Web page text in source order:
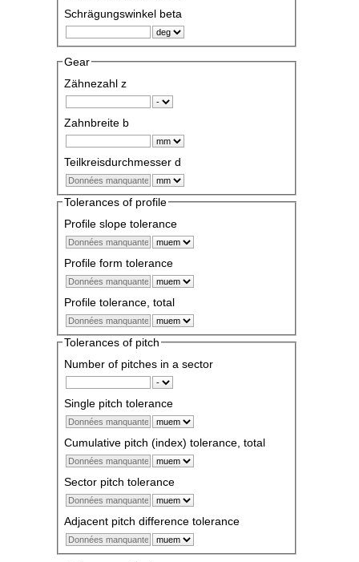
Schrägungswinkel beta
Gear
Zähnezahl z
Zahnbreite b
Teilkreisdurchmesser d
Tolerances of profile
Profile slope tolerance
Profile form tolerance
Profile tolerance, total
Tolerances of pitch
Number of pitches in a sector
Single pitch tolerance
Cumulative pitch (index) tolerance, total
Sector pitch tolerance
Adjacent pitch difference tolerance